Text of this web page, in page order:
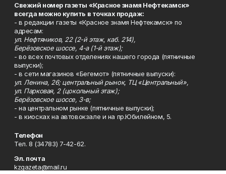
Свежий номер газеты «Красное знамя Нефтекамск»
всегда можно купить в точках продаж:
- в редакции газеты «Красное знамя Нефтекамск» по
адресам:
ул. Нефтяников, 22 (2-й этаж, каб. 214),
Берёзовское шоссе, 4-а (1-й этаж);
- во всех почтовых отделениях нашего города (пятничные
выпуски);
- в сети магазинов «Бегемот» (пятничные выпуски):
ул. Ленина, 26; центральный рынок, ТЦ «Центральный»,
ул. Парковая, 2 (цокольный этаж);
Берёзовское шоссе, 3-в;
- на центральном рынке (пятничные выпуски);
- в киосках на автовокзале и на пр.Юбилейном, 5.
Телефон
Тел. 8 (34783) 7-42-62.
Эл. почта
kzgazeta@mail.ru